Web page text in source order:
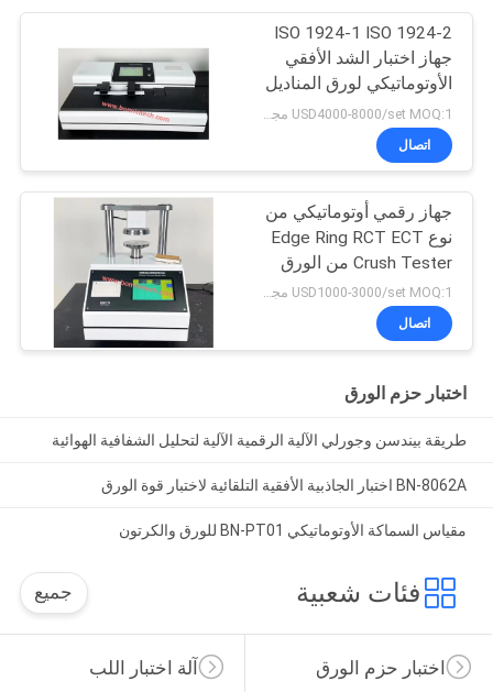
ISO 1924-1 ISO 1924-2
جهاز اختبار الشد الأفقي
الأوتوماتيكي لورق المناديل
اتصال
جهاز رقمي أوتوماتيكي من
نوع Edge Ring RCT ECT
Crush Tester من الورق
المقوى المموج
USD1000-3000/set MOQ:1 مجموعة
اتصال
اختبار حزم الورق
طريقة بيندسن وجورلي الآلية الرقمية الآلية لتحليل الشفافية الهوائية
BN-8062A اختبار الجاذبية الأفقية التلقائية لاختبار قوة الورق
مقياس السماكة الأوتوماتيكي BN-PT01 للورق والكرتون
فئات شعبية جميع
آلة اختبار اللب اختبار حزم الورق